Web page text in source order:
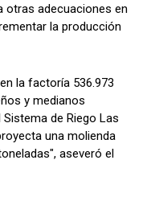
otras adecuaciones en
la producción
la factoría 536.973
y medianos
de Riego Las
una molienda
aseveró el